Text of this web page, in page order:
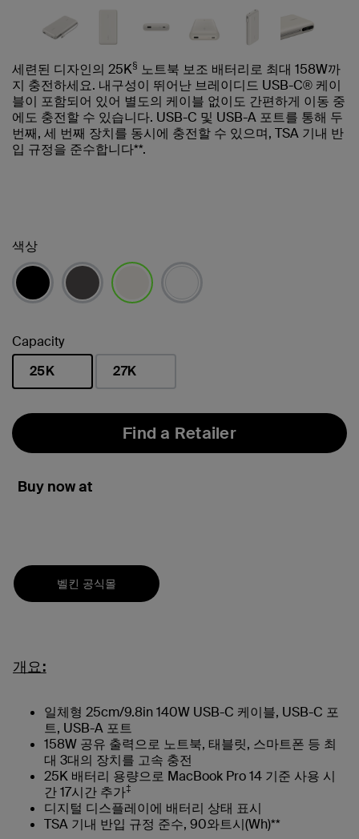
세련된 디자인의 25K§ 노트북 보조 배터리로 최대 158W까
지 충전하세요. 내구성이 뛰어난 브레이디드 USB-C® 케이
블이 포함되어 있어 별도의 케이블 없이도 간편하게 이동 중
에도 충전할 수 있습니다. USB-C 및 USB-A 포트를 통해 두
번째, 세 번째 장치를 동시에 충전할 수 있으며, TSA 기내 반
입 규정을 준수합니다**.
색상
Capacity
25K
27K
Find a Retailer
Buy now at
벨킨 공식몰
개요:
일체형 25cm/9.8in 140W USB-C 케이블, USB-C 포
트, USB-A 포트
158W 공유 출력으로 노트북, 태블릿, 스마트폰 등 최
대 3대의 장치를 고속 충전
25K 배터리 용량으로 MacBook Pro 14 기준 사용 시
간 17시간 추가‡
디지털 디스플레이에 배터리 상태 표시
TSA 기내 반입 규정 준수, 90와트시(Wh)**